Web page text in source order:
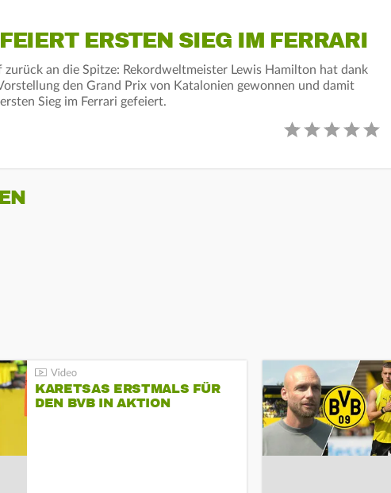
ERSTEN SIEG IM FERRARI
an die Spitze: Rekordweltmeister Lewis Hamilton hat dank
den Grand Prix von Katalonien gewonnen und damit
Sieg im Ferrari gefeiert.
KARETSAS ERSTMALS FÜR
DEN BVB IN AKTION